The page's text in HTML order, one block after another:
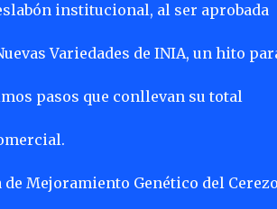
institucional, al ser aprobada
Variedades de INIA, un hito
pasos que conllevan su total
Mejoramiento Genético del